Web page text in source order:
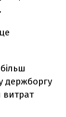
держборгу
витрат